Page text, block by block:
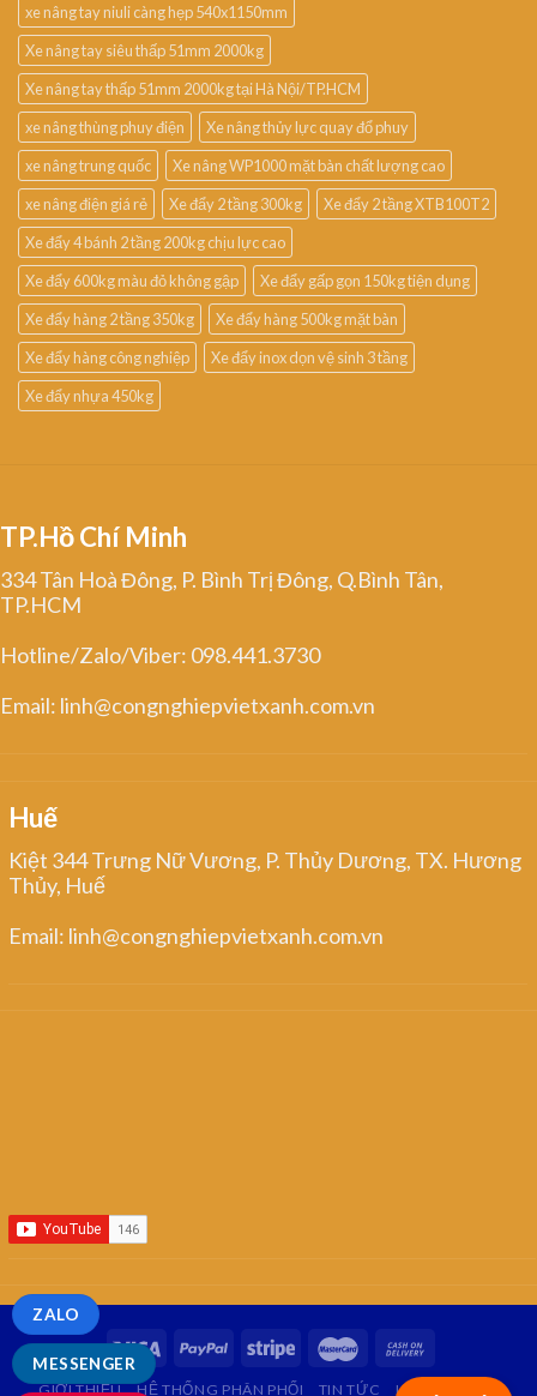
xe nâng tay niuli càng hẹp 540x1150mm
Xe nâng tay siêu thấp 51mm 2000kg
Xe nâng tay thấp 51mm 2000kg tại Hà Nội/TP.HCM
xe nâng thùng phuy điện
Xe nâng thủy lực quay đổ phuy
xe nâng trung quốc
Xe nâng WP1000 mặt bàn chất lượng cao
xe nâng điện giá rẻ
Xe đẩy 2 tầng 300kg
Xe đẩy 2 tầng XTB100T2
Xe đẩy 4 bánh 2 tầng 200kg chịu lực cao
Xe đẩy 600kg màu đỏ không gập
Xe đẩy gấp gọn 150kg tiện dụng
Xe đẩy hàng 2 tầng 350kg
Xe đẩy hàng 500kg mặt bàn
Xe đẩy hàng công nghiệp
Xe đẩy inox dọn vệ sinh 3 tầng
Xe đẩy nhựa 450kg
TP.Hồ Chí Minh
334 Tân Hoà Đông, P. Bình Trị Đông, Q.Bình Tân,
TP.HCM
Hotline/Zalo/Viber: 098.441.3730
Email: linh@congnghiepvietxanh.com.vn
Huế
Kiệt 344 Trưng Nữ Vương, P. Thủy Dương, TX. Hương
Thủy, Huế
Email: linh@congnghiepvietxanh.com.vn
GIỚI THIỆU HỆ THỐNG PHÂN PHỐI TIN TỨC LIÊN HỆ
MESSENGER
ZALO